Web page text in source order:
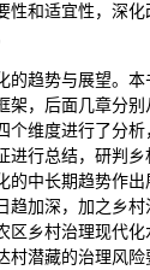
性和适宜性，深
的趋势与展望。
架，后面几章分别
个维度进行了分
进行总结，研判
的中长期趋势作
趋加深，加之乡
乡村治理现代化
村潜藏的治理风